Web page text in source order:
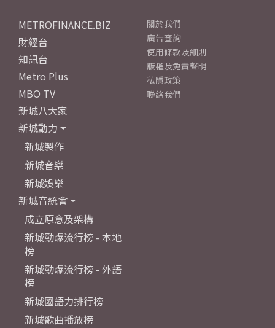
METROFINANCE.BIZ
財經台
知訊台
Metro Plus
MBO TV
新城八大家
新城動力
新城製作
新城音樂
新城娛樂
新城音統會
成立原意及架構
新城勁爆流行榜 - 本地
榜
新城勁爆流行榜 - 外語
榜
新城國語力排行榜
新城歌曲播放榜
關於我們
廣告查詢
使用條款及細則
版權及免責聲明
私隱政策
聯絡我們